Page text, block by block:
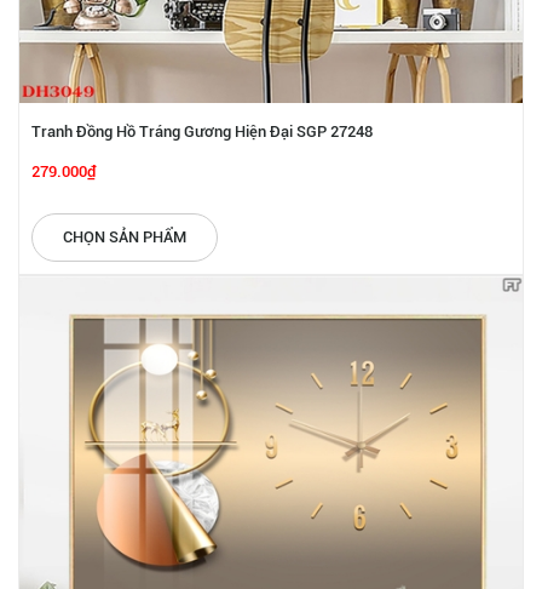
Tranh Đồng Hồ Tráng Gương Hiện Đại SGP 27248
279.000₫
CHỌN SẢN PHẨM